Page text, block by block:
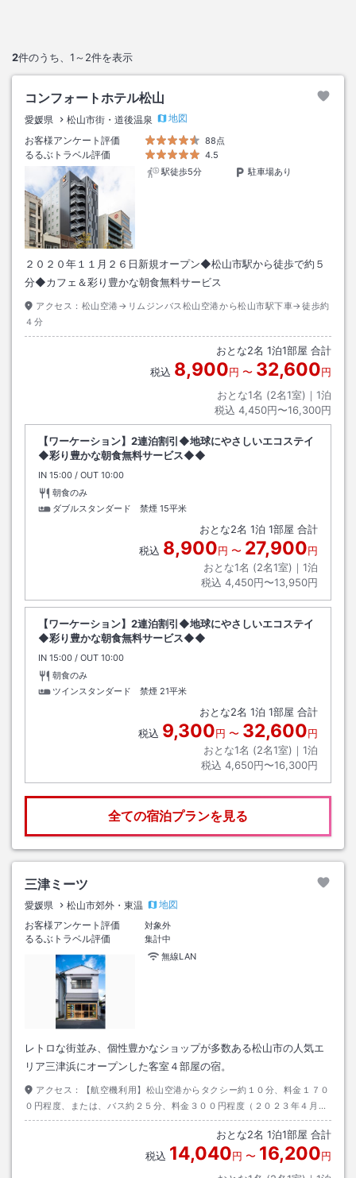
2件のうち、 1～2件を表示
コンフォートホテル松山
愛媛県 松山市街・道後温泉
地図
お客様アンケート評価
88点
るるぶトラベル評価
4.5
駅徒歩5分
駐車場あり
２０２０年１１月２６日新規オープン◆松山市駅から徒歩で約５
分◆カフェ＆彩り豊かな朝食無料サービス
アクセス： 松山空港→リムジンバス松山空港から松山市駅下車→徒歩約
４分
おとな2名 1泊1部屋 合計
税込 8,900円 〜 32,600円
おとな1名 (2名1室)｜ 1泊
税込 4,450円〜16,300円
【ワーケーション】2連泊割引◆地球にやさしいエコステイ
◆彩り豊かな朝食無料サービス◆◆
IN チェックイン
15:00 / OUT チェックアウト
10:00
朝食のみ
ダブルスタンダード 禁煙 15平米
おとな2名 1泊 1部屋 合計
税込 8,900円 〜 27,900円
おとな1名 (2名1室)｜ 1泊
税込 4,450円〜13,950円
【ワーケーション】2連泊割引◆地球にやさしいエコステイ
◆彩り豊かな朝食無料サービス◆◆
IN チェックイン
15:00 / OUT チェックアウト
10:00
朝食のみ
ツインスタンダード 禁煙 21平米
おとな2名 1泊 1部屋 合計
税込 9,300円 〜 32,600円
おとな1名 (2名1室)｜ 1泊
税込 4,650円〜16,300円
全ての宿泊プランを見る
三津ミーツ
愛媛県 松山市郊外・東温
地図
お客様アンケート評価
対象外
るるぶトラベル評価
集計中
無線LAN
レトロな街並み、個性豊かなショップが多数ある松山市の人気エ
リア三津浜にオープンした客室４部屋の宿。
アクセス：
【航空機利用】松山空港からタクシー約１０分、料金１７０
０円程度、または、バス約２５分、料金３００円程度（２０２３年４月現
在）、【伊予鉄利用】伊予鉄「三津駅」下車、徒歩１０分 【ＪＲ利用】
おとな2名 1泊1部屋 合計
税込 14,040円 〜 16,200円